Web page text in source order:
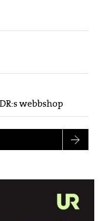
webbshop